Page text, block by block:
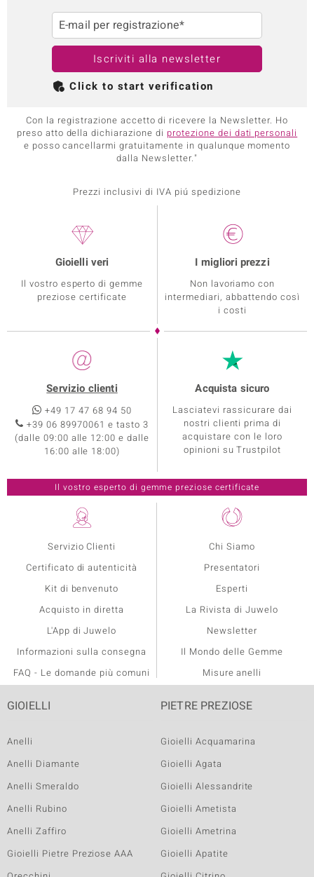
E-mail per registrazione*
Iscriviti alla newsletter
Click to start verification
Con la registrazione accetto di ricevere la Newsletter. Ho
preso atto della dichiarazione di protezione dei dati personali
e posso cancellarmi gratuitamente in qualunque momento
dalla Newsletter."
Prezzi inclusivi di IVA piú spedizione
Gioielli veri
Il vostro esperto di gemme
preziose certificate
I migliori prezzi
Non lavoriamo con
intermediari, abbattendo così
i costi
Servizio clienti
+49 17 47 68 94 50
+39 06 89970061 e tasto 3
(dalle 09:00 alle 12:00 e dalle
16:00 alle 18:00)
Acquista sicuro
Lasciatevi rassicurare dai
nostri clienti prima di
acquistare con le loro
opinioni su Trustpilot
Servizio Clienti
Certificato di autenticità
Kit di benvenuto
Acquisto in diretta
L'App di Juwelo
Informazioni sulla consegna
FAQ - Le domande più comuni
Chi Siamo
Presentatori
Esperti
La Rivista di Juwelo
Newsletter
Il Mondo delle Gemme
Misure anelli
GIOIELLI
Anelli
Anelli Diamante
Anelli Smeraldo
Anelli Rubino
Anelli Zaffiro
Gioielli Pietre Preziose AAA
PIETRE PREZIOSE
Gioielli Acquamarina
Gioielli Agata
Gioielli Alessandrite
Gioielli Ametista
Gioielli Ametrina
Gioielli Apatite